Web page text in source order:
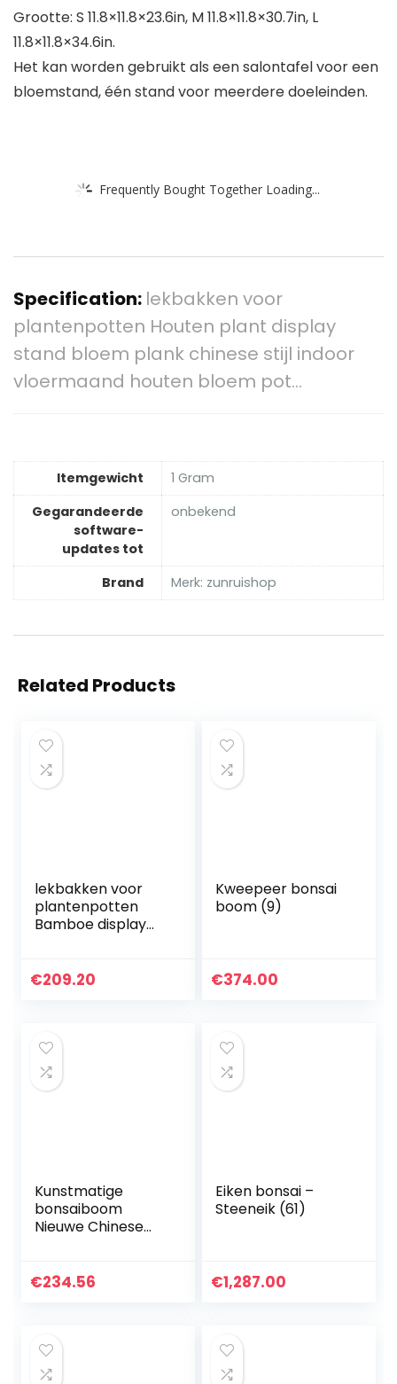
Grootte: S 11.8×11.8×23.6in, M 11.8×11.8×30.7in, L
11.8×11.8×34.6in.
Het kan worden gebruikt als een salontafel voor een
bloemstand, één stand voor meerdere doeleinden.
Frequently Bought Together Loading...
Specification: lekbakken voor
plantenpotten Houten plant display
stand bloem plank chinese stijl indoor
vloermaand houten bloem pot…
Itemgewicht
‎1 Gram
Gegarandeerde
software-
updates tot
‎onbekend
Brand Merk: zunruishop
Related Products
lekbakken voor
plantenpotten
Bamboe display
woonkamer vloer
€209.20
Kweepeer bonsai
boom (9)
€374.00
Kunstmatige
bonsaiboom
Nieuwe Chinese
Outdoor Tuin
€234.56
Eiken bonsai –
Steeneik (61)
€1,287.00